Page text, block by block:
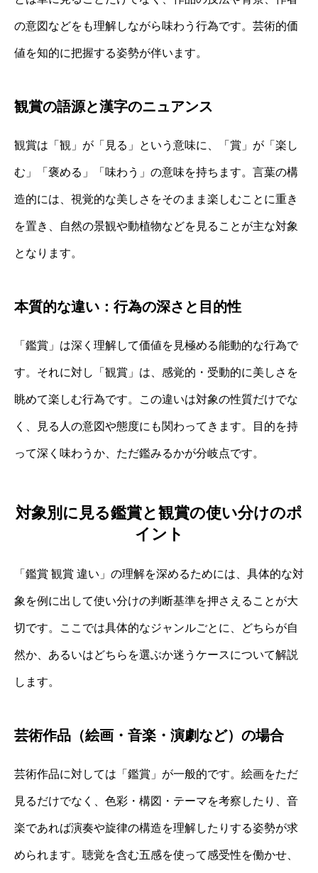
の意図などをも理解しながら味わう行為です。芸術的価
値を知的に把握する姿勢が伴います。
観賞の語源と漢字のニュアンス
観賞は「観」が「見る」という意味に、「賞」が「楽し
む」「褒める」「味わう」の意味を持ちます。言葉の構
造的には、視覚的な美しさをそのまま楽しむことに重き
を置き、自然の景観や動植物などを見ることが主な対象
となります。
本質的な違い：行為の深さと目的性
「鑑賞」は深く理解して価値を見極める能動的な行為で
す。それに対し「観賞」は、感覚的・受動的に美しさを
眺めて楽しむ行為です。この違いは対象の性質だけでな
く、見る人の意図や態度にも関わってきます。目的を持
って深く味わうか、ただ鑑みるかが分岐点です。
対象別に見る鑑賞と観賞の使い分けのポ
イント
「鑑賞 観賞 違い」の理解を深めるためには、具体的な対
象を例に出して使い分けの判断基準を押さえることが大
切です。ここでは具体的なジャンルごとに、どちらが自
然か、あるいはどちらを選ぶか迷うケースについて解説
します。
芸術作品（絵画・音楽・演劇など）の場合
芸術作品に対しては「鑑賞」が一般的です。絵画をただ
見るだけでなく、色彩・構図・テーマを考察したり、音
楽であれば演奏や旋律の構造を理解したりする姿勢が求
められます。聴覚を含む五感を使って感受性を働かせ、